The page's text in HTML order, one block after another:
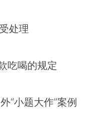
处理
吃喝的规定
“小题大作”案例